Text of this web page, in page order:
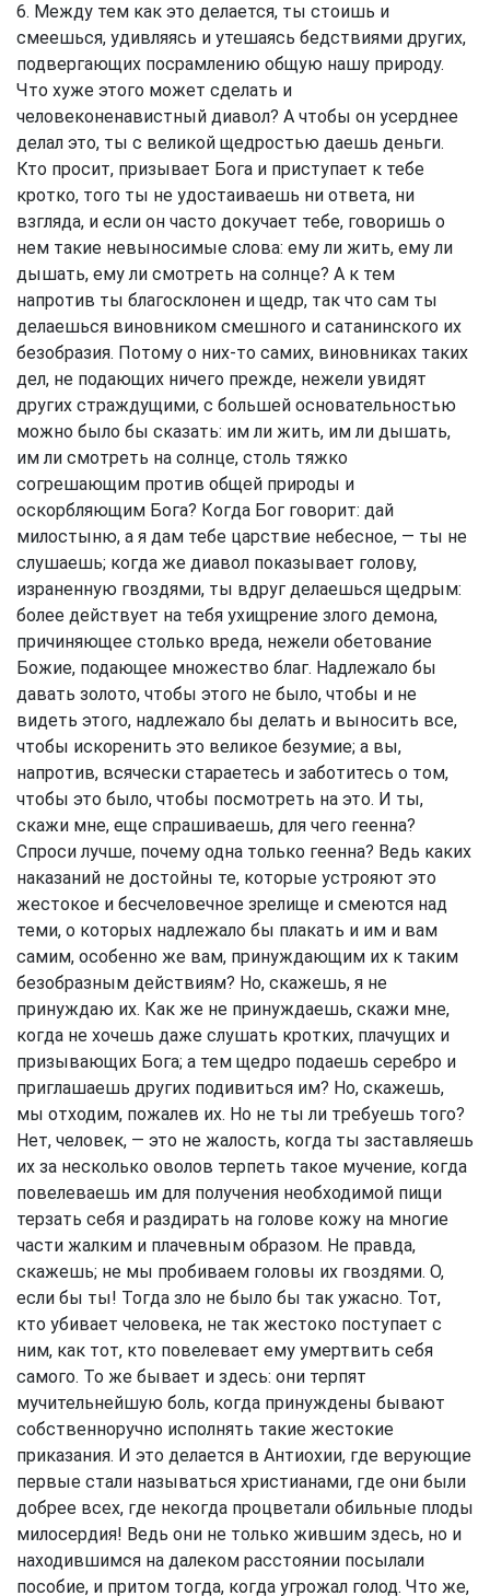
6. Между тем как это делается, ты стоишь и
смеешься, удивляясь и утешаясь бедствиями других,
подвергающих посрамлению общую нашу природу.
Что хуже этого может сделать и
человеконенавистный диавол? А чтобы он усерднее
делал это, ты с великой щедростью даешь деньги.
Кто просит, призывает Бога и приступает к тебе
кротко, того ты не удостаиваешь ни ответа, ни
взгляда, и если он часто докучает тебе, говоришь о
нем такие невыносимые слова: ему ли жить, ему ли
дышать, ему ли смотреть на солнце? А к тем
напротив ты благосклонен и щедр, так что сам ты
делаешься виновником смешного и сатанинского их
безобразия. Потому о них-то самих, виновниках таких
дел, не подающих ничего прежде, нежели увидят
других страждущими, с большей основательностью
можно было бы сказать: им ли жить, им ли дышать,
им ли смотреть на солнце, столь тяжко
согрешающим против общей природы и
оскорбляющим Бога? Когда Бог говорит: дай
милостыню, а я дам тебе царствие небесное, — ты не
слушаешь; когда же диавол показывает голову,
израненную гвоздями, ты вдруг делаешься щедрым:
более действует на тебя ухищрение злого демона,
причиняющее столько вреда, нежели обетование
Божие, подающее множество благ. Надлежало бы
давать золото, чтобы этого не было, чтобы и не
видеть этого, надлежало бы делать и выносить все,
чтобы искоренить это великое безумие; а вы,
напротив, всячески стараетесь и заботитесь о том,
чтобы это было, чтобы посмотреть на это. И ты,
скажи мне, еще спрашиваешь, для чего геенна?
Спроси лучше, почему одна только геенна? Ведь каких
наказаний не достойны те, которые устрояют это
жестокое и бесчеловечное зрелище и смеются над
теми, о которых надлежало бы плакать и им и вам
самим, особенно же вам, принуждающим их к таким
безобразным действиям? Но, скажешь, я не
принуждаю их. Как же не принуждаешь, скажи мне,
когда не хочешь даже слушать кротких, плачущих и
призывающих Бога; а тем щедро подаешь серебро и
приглашаешь других подивиться им? Но, скажешь,
мы отходим, пожалев их. Но не ты ли требуешь того?
Нет, человек, — это не жалость, когда ты заставляешь
их за несколько оволов терпеть такое мучение, когда
повелеваешь им для получения необходимой пищи
терзать себя и раздирать на голове кожу на многие
части жалким и плачевным образом. Не правда,
скажешь; не мы пробиваем головы их гвоздями. О,
если бы ты! Тогда зло не было бы так ужасно. Тот,
кто убивает человека, не так жестоко поступает с
ним, как тот, кто повелевает ему умертвить себя
самого. То же бывает и здесь: они терпят
мучительнейшую боль, когда принуждены бывают
собственноручно исполнять такие жестокие
приказания. И это делается в Антиохии, где верующие
первые стали называться христианами, где они были
добрее всех, где некогда процветали обильные плоды
милосердия! Ведь они не только жившим здесь, но и
находившимся на далеком расстоянии посылали
пособие, и притом тогда, когда угрожал голод. Что же,